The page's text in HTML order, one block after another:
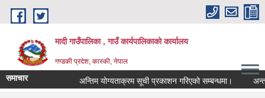
Skip to main content
मादी गाउँपालिका , गाउँ कार्यपालिकाको कार्यालय
गण्डकी प्रदेश, कास्की, नेपाल
समाचार अन्तिम योग्यताक्रम सूची प्रकाशन गरिएको सम्बन्धमा।